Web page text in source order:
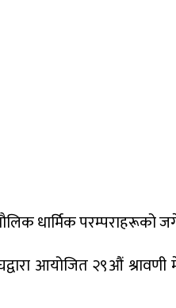
धार्मिक परम्पराहरूको
आयोजित २९औं